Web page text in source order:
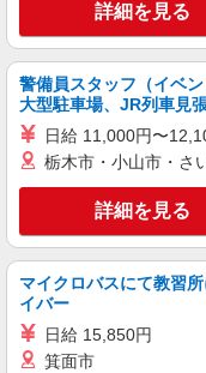
詳細を見る
警備員スタッフ（イベン
大型駐車場、JR列車見張
日給 11,000円〜
栃木市・小山市・さ
詳細を見る
マイクロバスにて教習
イバー
日給 15,850円
箕面市